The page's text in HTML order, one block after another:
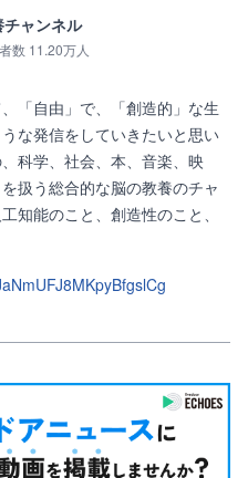
ャンネル
数 11.20万人
「自由」で、「創造的」な生
な発信をしていきたいと思い
科学、社会、本、音楽、映
扱う総合的な脳の教養のチャ
知能のこと、創造性のこと、